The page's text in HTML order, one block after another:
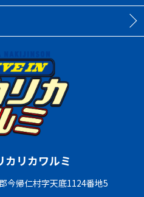
カリカワルミ
今帰仁村字天底1124番地5